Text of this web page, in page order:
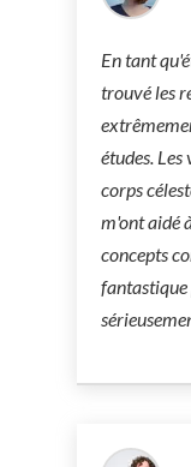
En tant
trouvé les
études.
corps
m'ont aidé
concepts
fantastique